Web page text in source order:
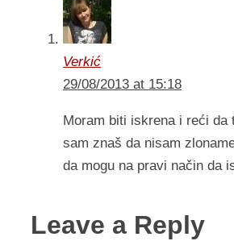
Verkić
29/08/2013 at 15:18
Moram biti iskrena i reći da
sam znaš da nisam
da mogu na pravi način da
Leave a Reply